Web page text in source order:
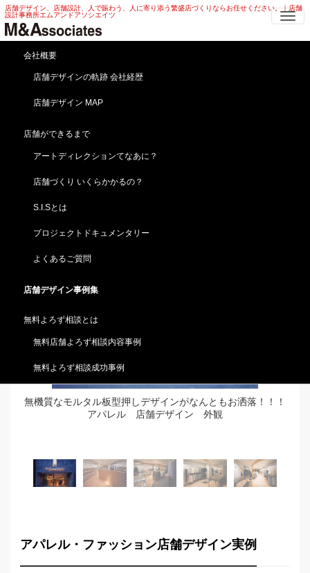
店舗デザイン、店舗設計、人で賑わう、人に寄り添う繁盛店づくりならお任せください。｜店舗
設計事務所エムアンドアソシエイツ
会社概要
店舗デザインの軌跡 会社経歴
店舗デザイン MAP
店舗ができるまで
アートディレクションてなあに？
店舗づくり いくらかかるの？
S.I.Sとは
プロジェクトドキュメンタリー
よくあるご質問
店舗デザイン事例集
無料よろず相談とは
無料店舗よろず相談内容事例
無料よろず相談成功事例
アパレル 店舗デザイン | レディー
ス・メンズ アパレル 店舗デザイン
HOME 店舗デザイン事例集
ザイン
【ザ ビバリーヒルズ ／The Beverly-hills】北海道／
苫小牧（新規開業）
無機質なモルタル板型押しデザインがなんともお洒落！！！
アパレル 店舗デザイン 外観
アパレル・ファッション店舗デザイン実例